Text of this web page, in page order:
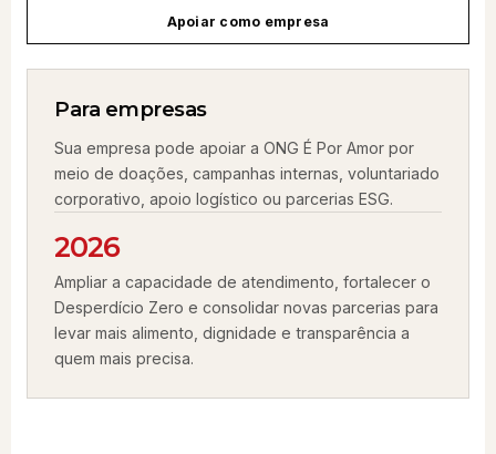
Apoiar como empresa
Para empresas
Sua empresa pode apoiar a ONG É Por Amor por
meio de doações, campanhas internas, voluntariado
corporativo, apoio logístico ou parcerias ESG.
2026
Ampliar a capacidade de atendimento, fortalecer o
Desperdício Zero e consolidar novas parcerias para
levar mais alimento, dignidade e transparência a
quem mais precisa.